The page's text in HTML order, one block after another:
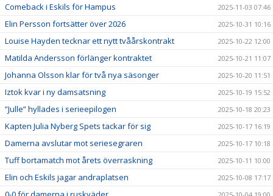
Comeback i Eskils för Hampus 2025-11-03 07:46
Elin Persson fortsätter över 2026 2025-10-31 10:16
Louise Hayden tecknar ett nytt tvåårskontrakt 2025-10-22 12:00
Matilda Andersson förlänger kontraktet 2025-10-21 11:07
Johanna Olsson klar för två nya säsonger 2025-10-20 11:51
Iztok kvar i ny damsatsning 2025-10-19 15:52
”Julle” hyllades i serieepilogen 2025-10-18 20:23
Kapten Julia Nyberg Spets tackar för sig 2025-10-17 16:19
Damerna avslutar mot seriesegraren 2025-10-17 10:18
Tuff bortamatch mot årets överraskning 2025-10-11 10:00
Elin och Eskils jagar andraplatsen 2025-10-08 17:17